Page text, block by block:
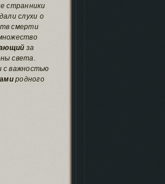
странники
слухи о
смерти
за
света.
с важностью
родного